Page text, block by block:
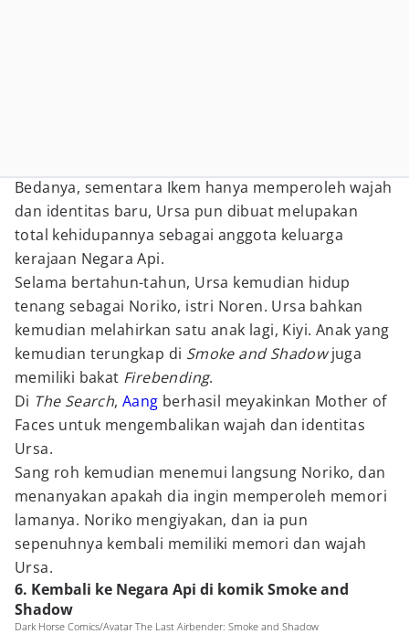
Bedanya, sementara Ikem hanya memperoleh wajah
dan identitas baru, Ursa pun dibuat melupakan
total kehidupannya sebagai anggota keluarga
kerajaan Negara Api.
Selama bertahun-tahun, Ursa kemudian hidup
tenang sebagai Noriko, istri Noren. Ursa bahkan
kemudian melahirkan satu anak lagi, Kiyi. Anak yang
kemudian terungkap di Smoke and Shadowjuga
memiliki bakat Firebending.
Di The Search,Aang berhasil meyakinkan Mother of
Faces untuk mengembalikan wajah dan identitas
Ursa.
Sang roh kemudian menemui langsung Noriko, dan
menanyakan apakah dia ingin memperoleh memori
lamanya. Noriko mengiyakan, dan ia pun
sepenuhnya kembali memiliki memori dan wajah
Ursa.
6. Kembali ke Negara Api di komik Smoke and
Shadow
Dark Horse Comics/Avatar The Last Airbender: Smoke and Shadow